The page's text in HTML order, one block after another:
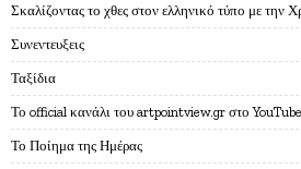
Σκαλίζοντας το χθες στον ελληνικό τύπο με την
Συνεντευξεις
Ταξίδια
Το official κανάλι του artpointview.gr στο YouTube
Το Ποίημα της Ημέρας